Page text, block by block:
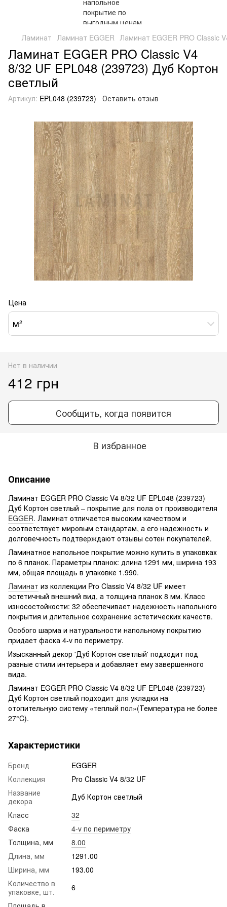
Ламинат Ламинат EGGER Ламинат EGGER PRO Classic
Ламинат EGGER PRO Classic V4
8/32 UF EPL048 (239723) Дуб Кортон
светлый
Артикул: EPL048 (239723) Оставить отзыв
Цена
м²
Нет в наличии
412 грн
Сообщить, когда появится
В избранное
Описание
Ламинат EGGER PRO Classic V4 8/32 UF EPL048 (239723)
Дуб Кортон светлый – покрытие для пола от производителя
EGGER. Ламинат отличается высоким качеством и
соответствует мировым стандартам, а его надежность и
долговечность подтверждают отзывы сотен покупателей.
Ламинатное напольное покрытие можно купить в упаковках
по 6 планок. Параметры планок: длина 1291 мм, ширина 193
мм, общая площадь в упаковке 1.990.
Ламинат из коллекции Pro Classic V4 8/32 UF имеет
эстетичный внешний вид, а толщина планок 8 мм. Класс
износостойкости: 32 обеспечивает надежность напольного
покрытия и длительное сохранение эстетических качеств.
Особого шарма и натуральности напольному покрытию
придает фаска 4-v по периметру.
Изысканный декор 'Дуб Кортон светлый' подходит под
разные стили интерьера и добавляет ему завершенного
вида.
Ламинат EGGER PRO Classic V4 8/32 UF EPL048 (239723)
Дуб Кортон светлый подходит для укладки на
отопительную систему «теплый пол»(Температура не более
27°C).
Характеристики
Бренд
EGGER
Коллекция
Pro Classic V4 8/32 UF
Название
декора
Дуб Кортон светлый
Класс
32
Фаска
4-v по периметру
Толщина, мм
8.00
Длина, мм
1291.00
Ширина, мм
193.00
Количество в
упаковке, шт.
6